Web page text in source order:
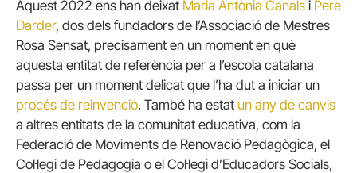
Aquest 2022 ens han deixat Maria Antònia Canals i Pere
Darder, dos dels fundadors de l’Associació de Mestres
Rosa Sensat, precisament en un moment en què
aquesta entitat de referència per a l’escola catalana
passa per un moment delicat que l’ha dut a iniciar un
procés de reinvenció. També ha estat un any de canvis
a altres entitats de la comunitat educativa, com la
Federació de Moviments de Renovació Pedagògica, el
Col·legi de Pedagogia o el Col·legi d’Educadors Socials,